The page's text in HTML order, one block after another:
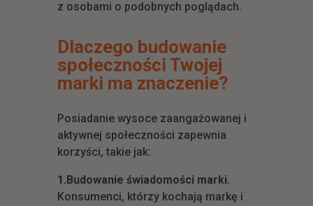
z osobami o podobnych poglądach.
Dlaczego budowanie
społeczności Twojej
marki ma znaczenie?
Posiadanie wysoce zaangażowanej i
aktywnej społeczności zapewnia
korzyści, takie jak:
1.Budowanie świadomości marki.
Konsumenci, którzy kochają markę i